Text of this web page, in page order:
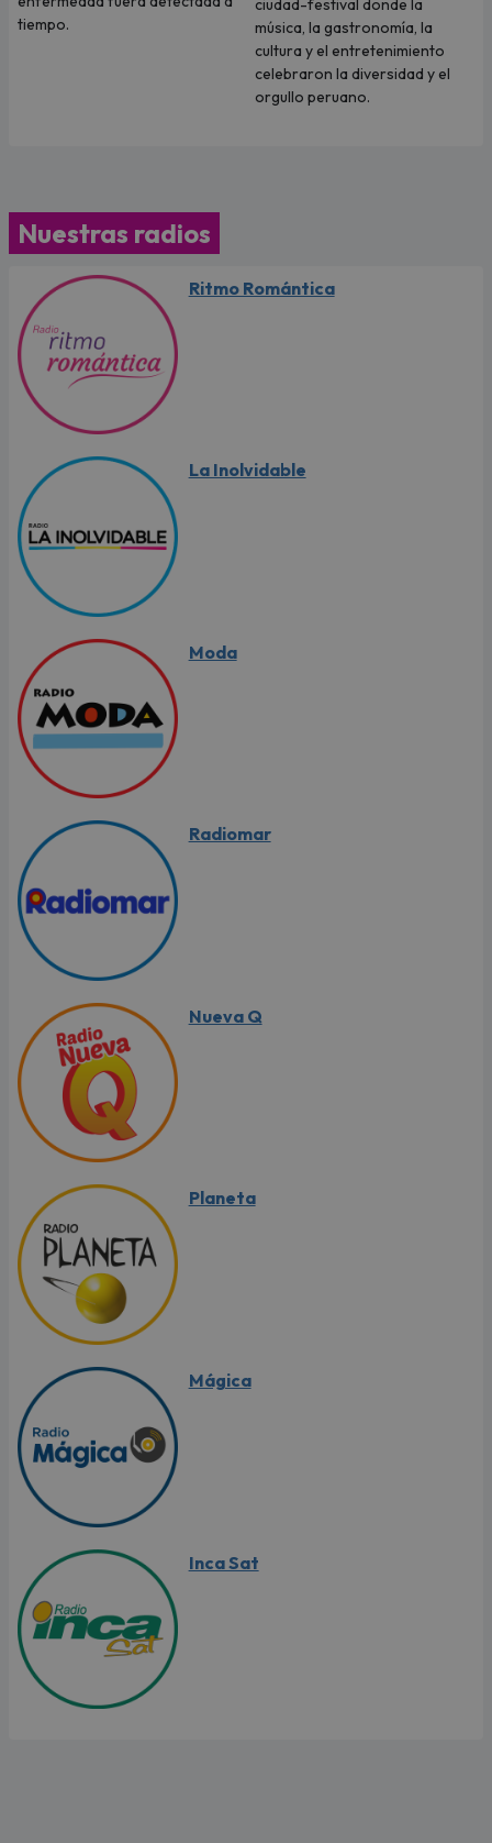
tiempo.
música, la gastronomía, la
cultura y el entretenimiento
celebraron la diversidad y el
orgullo peruano.
Nuestras radios
Ritmo Romántica
La Inolvidable
Moda
Radiomar
Nueva Q
Planeta
Mágica
Inca Sat